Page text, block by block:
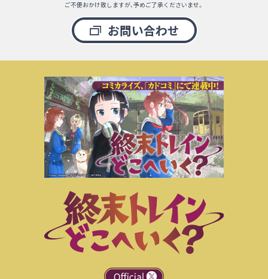
ご不便おかけ致しますが、予めご了承くださいませ。